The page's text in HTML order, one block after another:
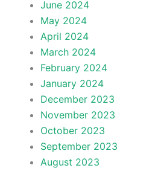
June 2024
May 2024
April 2024
March 2024
February 2024
January 2024
December 2023
November 2023
October 2023
September 2023
August 2023